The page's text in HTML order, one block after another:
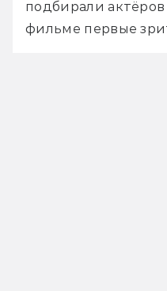
подбирали
фильме первые